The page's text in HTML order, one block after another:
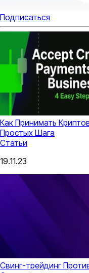
Подписаться
Как Принимать
Простых Шага
Статьи
19.11.23
Свинг-трейдинг